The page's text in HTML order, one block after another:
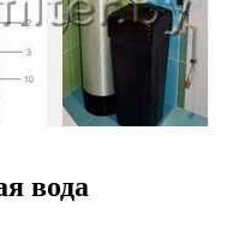
вода